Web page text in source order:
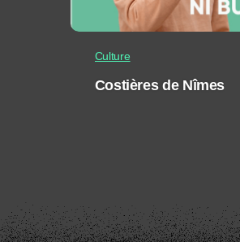
Culture
Costières de Nîmes